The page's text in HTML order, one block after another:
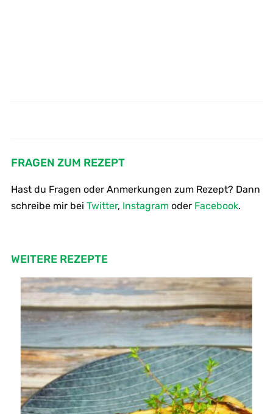
FRAGEN ZUM REZEPT
Hast du Fragen oder Anmerkungen zum Rezept? Dann
schreibe mir bei Twitter, Instagramoder Facebook.
WEITERE REZEPTE